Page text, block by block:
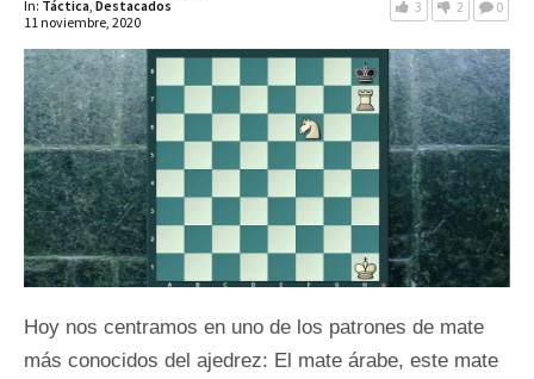
In: Táctica, Destacados
11 noviembre, 2020
3 2 0
Hoy nos centramos en uno de los patrones de mate
más conocidos del ajedrez: El mate árabe, este mate